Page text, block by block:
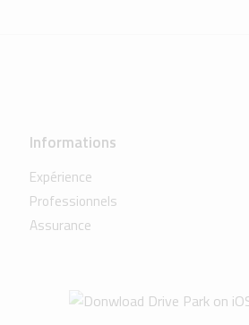
Informations
Expérience
Professionnels
Assurance